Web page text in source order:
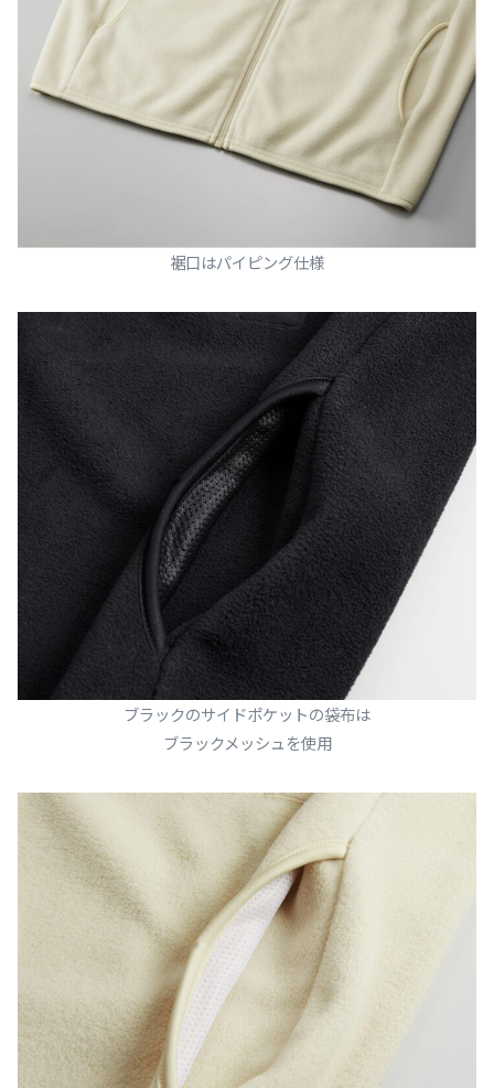
裾口はパイピング仕様
ブラックのサイドポケットの袋布は
ブラックメッシュを使用